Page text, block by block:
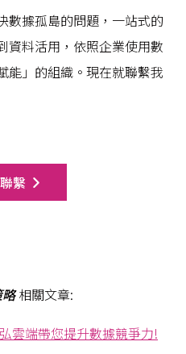
數據孤島的問題，一站式的
資料活用，依照企業使用數
能」的組織。現在就聯繫我
繫
相關文章:
雲端帶您提升數據競爭力!